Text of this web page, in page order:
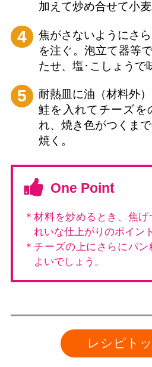
加えて炒め合せて小麦
4
焦がさないようにさ
を注ぐ。泡立て器等
たせ、塩･こしょうで
5
耐熱皿に油（材料外
鮭を入れてチーズを
れ、焼き色がつくま
焼く。
One Point
＊材料を炒めるとき、焦
れいな仕上がりのポイン
＊チーズの上にさらにパ
よいでしょう。
レシピト